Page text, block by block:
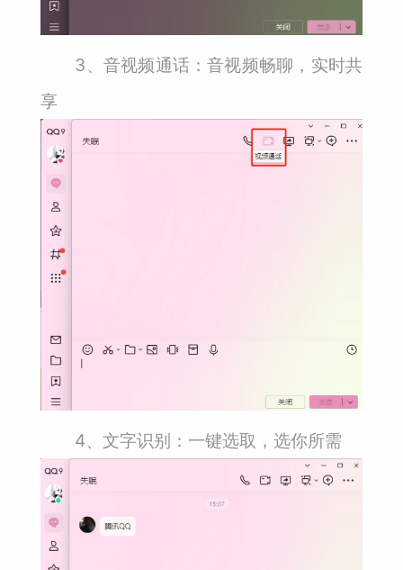
3、音视频通话：音视频畅聊，实时共
享
4、文字识别：一键选取，选你所需